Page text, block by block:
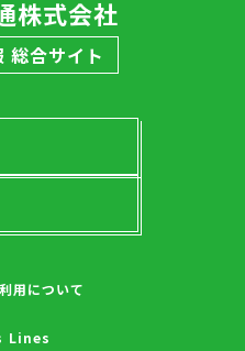
株式会社
総合サイト
用について
Lines